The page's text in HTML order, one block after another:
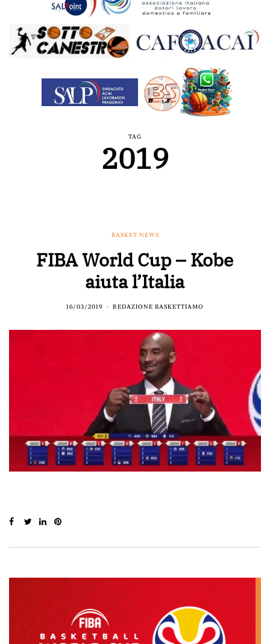
TAG
2019
BASKET NEWS
FIBA World Cup – Kobe
aiuta l’Italia
16/03/2019 REDAZIONE BASKETTIAMO